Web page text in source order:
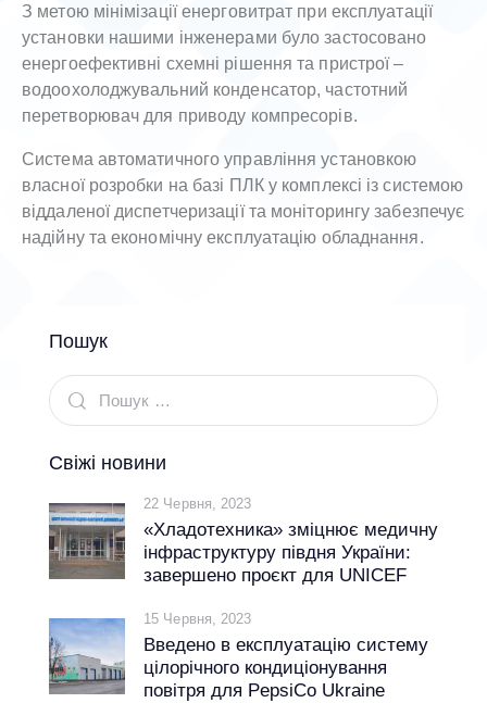
З метою мінімізації енерговитрат при експлуатації
установки нашими інженерами було застосовано
енергоефективні схемні рішення та пристрої –
водоохолоджувальний конденсатор, частотний
перетворювач для приводу компресорів.
Система автоматичного управління установкою
власної розробки на базі ПЛК у комплексі із системою
віддаленої диспетчеризації та моніторингу забезпечує
надійну та економічну експлуатацію обладнання.
Пошук
Свіжі новини
22 Червня, 2023
«Хладотехника» зміцнює медичну
інфраструктуру півдня України:
завершено проєкт для UNICEF
15 Червня, 2023
Введено в експлуатацію систему
цілорічного кондиціонування
повітря для PepsiCo Ukraine